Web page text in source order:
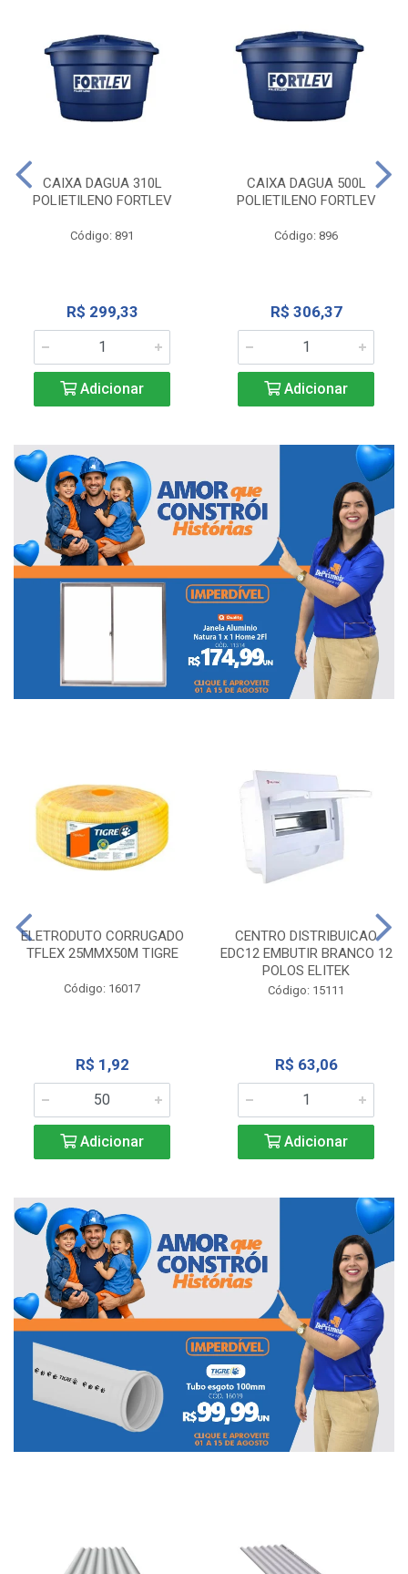
CAIXA DAGUA 310L
POLIETILENO FORTLEV
Código: 891
R$ 299,33
Adicionar
CAIXA DAGUA 500L
POLIETILENO FORTLEV
Código: 896
R$ 306,37
Adicionar
ELETRODUTO CORRUGADO
TFLEX 25MMX50M TIGRE
Código: 16017
R$ 1,92
Adicionar
CENTRO DISTRIBUICAO
EDC12 EMBUTIR BRANCO 12
POLOS ELITEK
Código: 15111
R$ 63,06
Adicionar